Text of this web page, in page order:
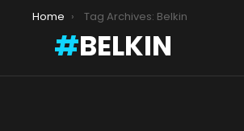
Home Tag Archives: Belkin
BELKIN